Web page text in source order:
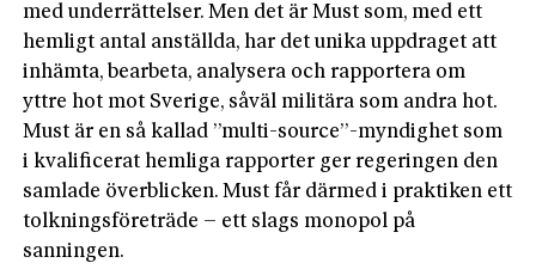
med underrättelser. Men det är Must som, med ett
hemligt antal anställda, har det unika uppdraget att
inhämta, bearbeta, analysera och rapportera om
yttre hot mot Sverige, såväl militära som andra hot.
Must är en så kallad ”multi-source”-myndighet som
i kvalificerat hemliga rapporter ger regeringen den
samlade överblicken. Must får därmed i praktiken ett
tolkningsföreträde – ett slags monopol på
sanningen.